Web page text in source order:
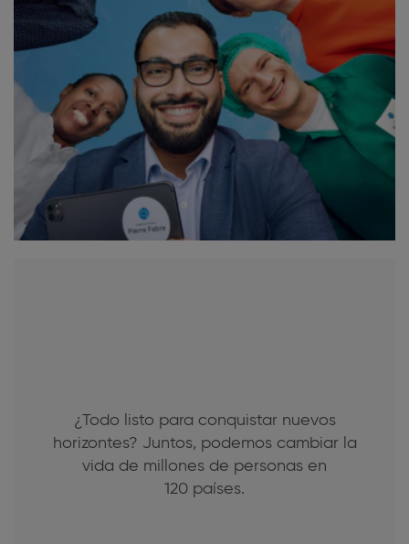
¿Todo listo para conquistar nuevos
horizontes? Juntos, podemos cambiar la
vida de millones de personas en
120 países.